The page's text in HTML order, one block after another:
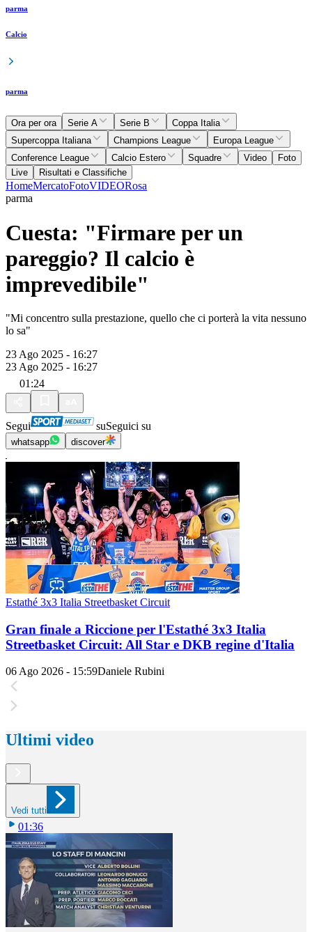
parma
Calcio
parma
Ora per ora Serie A Serie B
Coppa Italia
Supercoppa Italiana
Champions League
Europa League
Conference League
Calcio Estero Squadre Video
Foto
Live
Risultati e Classifiche
HomeMercatoFotoVIDEORosa
parma
Cuesta: "Firmare per un
pareggio? Il calcio è
imprevedibile"
"Mi concentro sulla prestazione, quello che ci porterà la vita nessuno
lo sa"
23 Ago 2025 - 16:27
23 Ago 2025 - 16:27
01:24
Segui suSeguici su
whatsapp discover
Estathé 3x3 Italia Streetbasket Circuit
Gran finale a Riccione per l'Estathé 3x3 Italia
Streetbasket Circuit: All Star e DKB regine d'Italia
06 Ago 2026 - 15:59Daniele Rubini
Ultimi video
Vedi tutti
01:36